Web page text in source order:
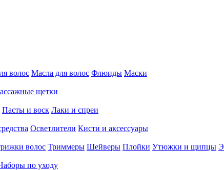
волос Масла для волос Флюиды Маски
щетки
Пасты и воск Лаки и спреи
Осветлители Кисти и аксессуары
волос Триммеры Шейверы Плойки Утюжки и щипцы
по уходу